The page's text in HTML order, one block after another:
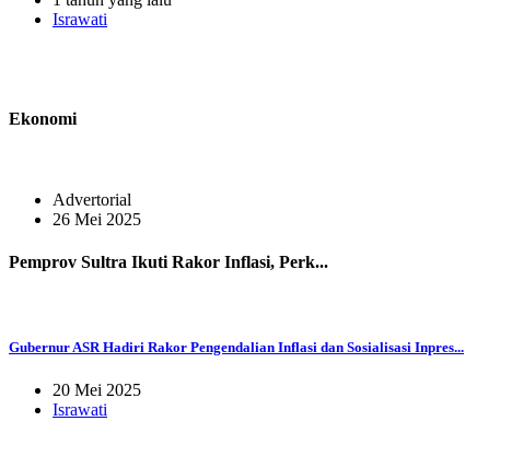
Israwati
Ekonomi
Advertorial
26 Mei 2025
Pemprov Sultra Ikuti Rakor Inflasi, Perk...
Gubernur ASR Hadiri Rakor Pengendalian Inflasi dan Sosialisasi Inpres...
20 Mei 2025
Israwati